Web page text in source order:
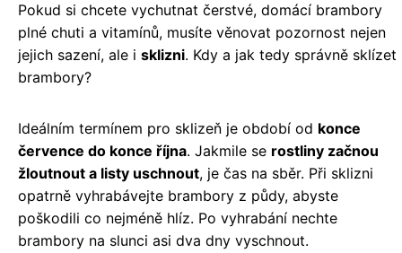
Pokud si chcete vychutnat čerstvé, domácí brambory
plné chuti a vitamínů, musíte věnovat pozornost nejen
jejich sazení, ale i sklizni. Kdy a jak tedy správně sklízet
brambory?
Ideálním termínem pro sklizeň je období od konce
července do konce října. Jakmile se rostliny začnou
žloutnout a listy uschnout, je čas na sběr. Při sklizni
opatrně vyhrabávejte brambory z půdy, abyste
poškodili co nejméně hlíz. Po vyhrabání nechte
brambory na slunci asi dva dny vyschnout.